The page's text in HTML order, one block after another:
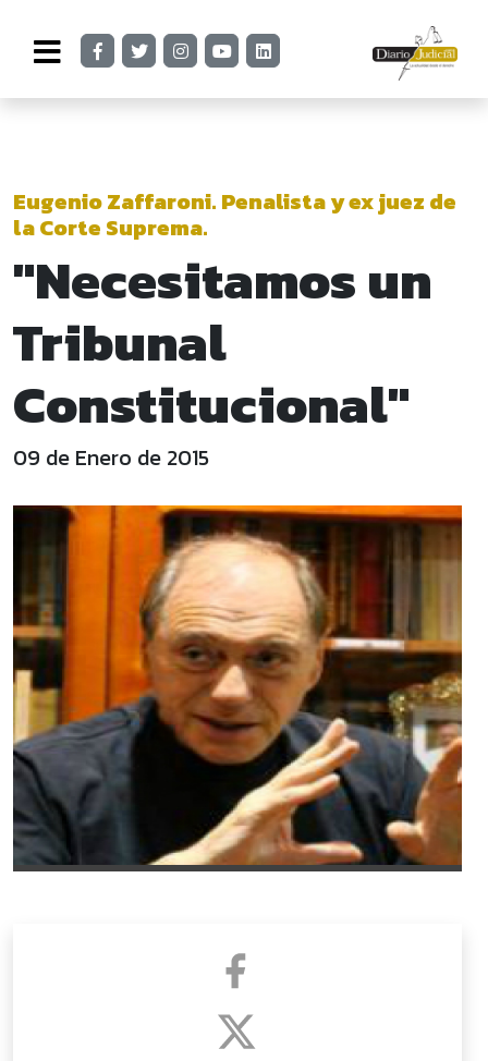
Eugenio Zaffaroni. Penalista y ex juez de
la Corte Suprema.
"Necesitamos un
Tribunal
Constitucional"
09 de Enero de 2015